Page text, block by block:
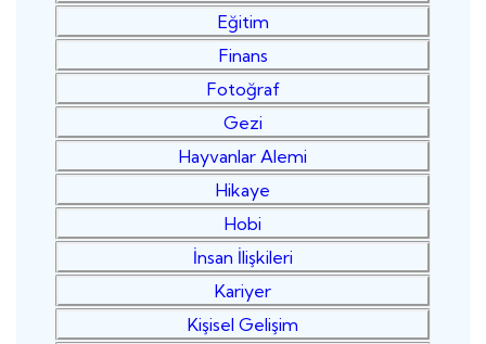
Eğitim
Finans
Fotoğraf
Gezi
Hayvanlar Alemi
Hikaye
Hobi
İnsan İlişkileri
Kariyer
Kişisel Gelişim